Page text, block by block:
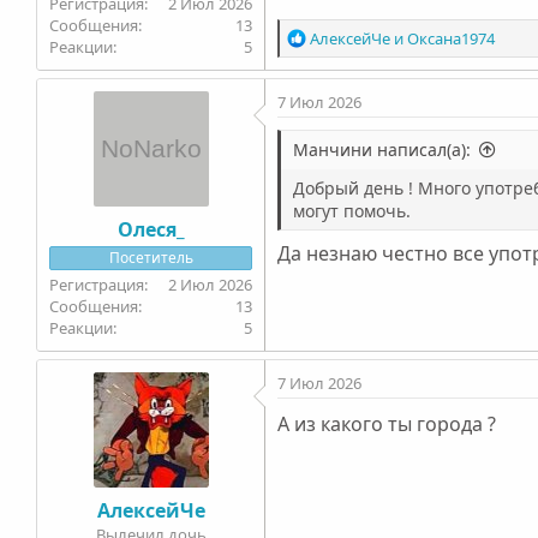
Сейчас у меня ещё,
Постоянная паранойя.
какому подъезду
Самое страшное для меня
вроде бы не было сильного
13
5
Р
е
а
к
и
:
АлексейЧе иОксана1974
Олеся_
Посетитель
2 Июл 2026
13
5
7 Июл 2026
Манчини написал(а):
Добрый день ! Много
могут помочь.
Да незнаю честно все
АлексейЧе
7 Июл 2026
А из какого ты города ?